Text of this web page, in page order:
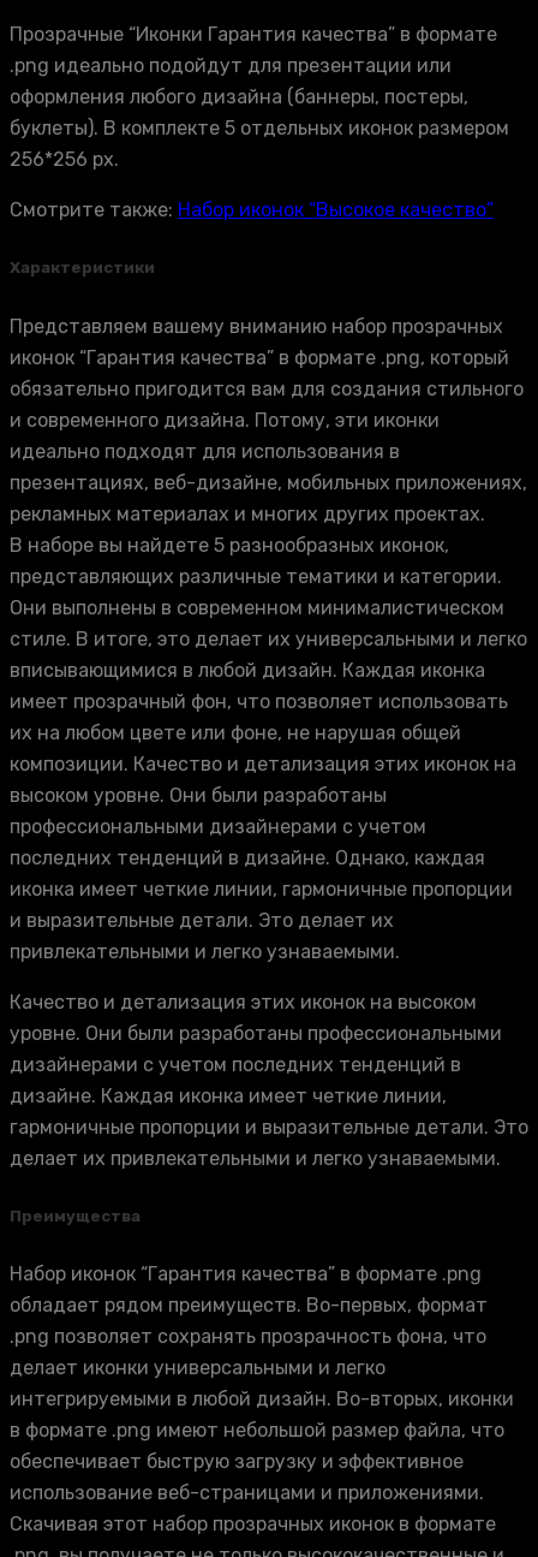
Прозрачные “Иконки Гарантия качества” в формате
.png идеально подойдут для презентации или
оформления любого дизайна (баннеры, постеры,
буклеты). В комплекте 5 отдельных иконок размером
256*256 px.
Смотрите также: Набор иконок “Высокое качество”
Характеристики
Представляем вашему вниманию набор прозрачных
иконок “Гарантия качества” в формате .png, который
обязательно пригодится вам для создания стильного
и современного дизайна. Потому, эти иконки
идеально подходят для использования в
презентациях, веб-дизайне, мобильных приложениях,
рекламных материалах и многих других проектах.
В наборе вы найдете 5 разнообразных иконок,
представляющих различные тематики и категории.
Они выполнены в современном минималистическом
стиле. В итоге, это делает их универсальными и легко
вписывающимися в любой дизайн. Каждая иконка
имеет прозрачный фон, что позволяет использовать
их на любом цвете или фоне, не нарушая общей
композиции. Качество и детализация этих иконок на
высоком уровне. Они были разработаны
профессиональными дизайнерами с учетом
последних тенденций в дизайне. Однако, каждая
иконка имеет четкие линии, гармоничные пропорции
и выразительные детали. Это делает их
привлекательными и легко узнаваемыми.
Качество и детализация этих иконок на высоком
уровне. Они были разработаны профессиональными
дизайнерами с учетом последних тенденций в
дизайне. Каждая иконка имеет четкие линии,
гармоничные пропорции и выразительные детали. Это
делает их привлекательными и легко узнаваемыми.
Преимущества
Набор иконок “Гарантия качества” в формате .png
обладает рядом преимуществ. Во-первых, формат
.png позволяет сохранять прозрачность фона, что
делает иконки универсальными и легко
интегрируемыми в любой дизайн. Во-вторых, иконки
в формате .png имеют небольшой размер файла, что
обеспечивает быструю загрузку и эффективное
использование веб-страницами и приложениями.
Скачивая этот набор прозрачных иконок в формате